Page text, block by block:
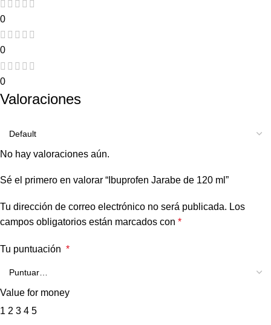
0
0
0
Valoraciones
No hay valoraciones aún.
Sé el primero en valorar “Ibuprofen Jarabe de 120 ml”
Tu dirección de correo electrónico no será publicada. Los
campos obligatorios están marcados con *
Tu puntuación *
Value for money
1 2 3 4 5